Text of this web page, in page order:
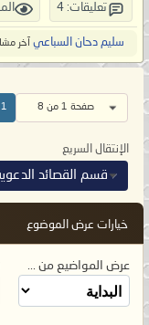
تعليقات: 4
سليم دحان السباعي آخر مشاركة:
صفحة 1 من 8 1
الإنتقال السريع
قسم القصائد
خيارات عرض الموضوع
عرض المواضيع من ...